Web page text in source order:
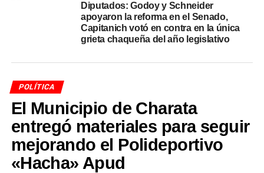
El oficialismo argumentó que el entendimiento facilitará
exportaciones agroindustriales.
Asimismo, destacó oportunidades para economías
Durante el debate, legisladores señalaron que la apertura
comercial requiere adaptación productiva.
En ese contexto, algunos pidieron mecanismos de
protección para industrias sensibles.
El Ejecutivo sostuvo que el tratado incluye plazos de
implementación escalonados.
Diputados: Godoy y Schneider
apoyaron la reforma en el Senado,
Capitanich votó en contra en la única
grieta chaqueña del año legislativo
POLÍTICA
El Municipio de Charata
entregó materiales para seguir
mejorando el Polideportivo
«Hacha» Apud